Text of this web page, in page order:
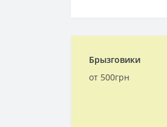
Брызговики
от 500грн